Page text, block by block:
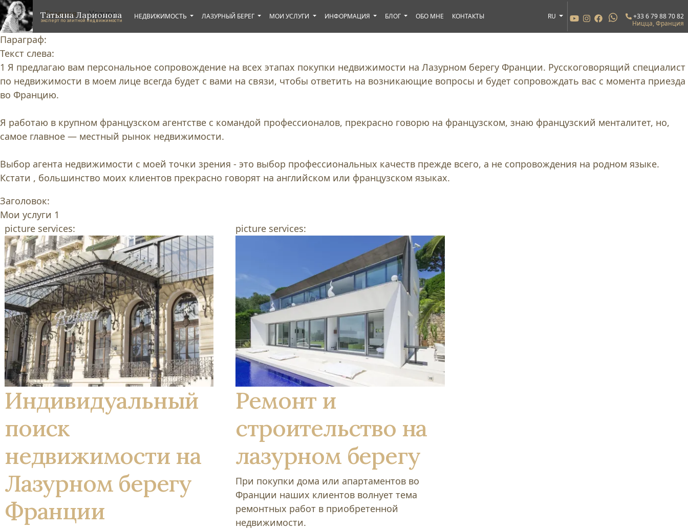
Перейти к основному содержанию
Skip to footer content
Татьяна Ларионова
эксперт по элитной недвижимости НЕДВИЖИМОСТЬ ЛАЗУРНЫЙ БЕРЕГ МОИ УСЛУГИ ИНФОРМАЦИЯ БЛОГ ОБО МНЕ КОНТАКТЫ RU
+33 6 79 88 70 82
Ницца, Франция
Главная / Услуги
Параграф:
Текст слева:
1 Я предлагаю вам персональное сопровождение на всех этапах покупки недвижимости на Лазурном берегу Франции. Русскоговорящий специалист
по недвижимости в моем лице всегда будет с вами на связи, чтобы ответить на возникающие вопросы и будет сопровождать вас с момента приезда
во Францию.
Я работаю в крупном французском агентстве с командой профессионалов, прекрасно говорю на французском, знаю французский менталитет, но,
самое главное — местный рынок недвижимости.
Выбор агента недвижимости с моей точки зрения - это выбор профессиональных качеств прежде всего, а не сопровождения на родном языке.
Кстати , большинство моих клиентов прекрасно говорят на английском или французском языках.
Заголовок:
Мои услуги 1
picture services:
Индивидуальный
поиск
недвижимости на
Лазурном берегу
Франции
picture services:
Ремонт и
строительство на
лазурном берегу
При покупки дома или апартаментов во
Франции наших клиентов волнует тема
ремонтных работ в приобретенной
недвижимости.